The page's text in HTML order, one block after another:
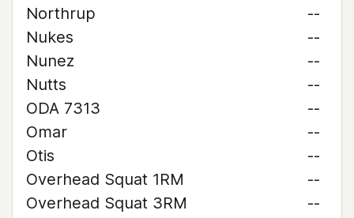
Northrup
--
Nukes
--
Nunez
--
Nutts
--
ODA 7313
--
Omar
--
Otis
--
Overhead Squat 1RM
--
Overhead Squat 3RM
--